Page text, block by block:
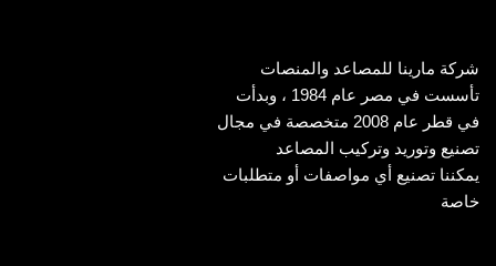
شركة مارينا للمصاعد والمنصات
تأسست في مصر عام 1984 ، وبدأت
في قطر عام 2008 متخصصة في مجال
تصنيع وتوريد وتركيب المصاعد
يمكننا تصنيع أي مواصفات أو متطلبات
خاصة